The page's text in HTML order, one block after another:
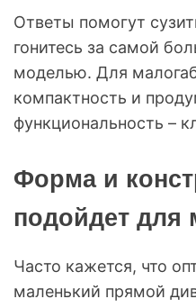
Ответы помогут
гонитесь за самой
моделью. Для
компактность и
функциональность –
Форма и
подойдет для
Часто кажется, что
маленький прямой